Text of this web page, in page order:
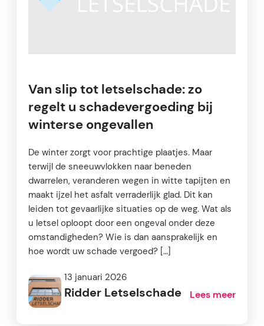
Van slip tot letselschade: zo
regelt u schadevergoeding bij
winterse ongevallen
De winter zorgt voor prachtige plaatjes. Maar
terwijl de sneeuwvlokken naar beneden
dwarrelen, veranderen wegen in witte tapijten en
maakt ijzel het asfalt verraderlijk glad. Dit kan
leiden tot gevaarlijke situaties op de weg. Wat als
u letsel oploopt door een ongeval onder deze
omstandigheden? Wie is dan aansprakelijk en
hoe wordt uw schade vergoed? […]
13 januari 2026
Ridder Letselschade Lees meer